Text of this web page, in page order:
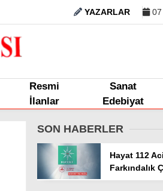
YAZARLAR 07
Resmi
İlanlar
Sanat
Edebiyat
SON HABERLER
Hayat 112
Farkındalık